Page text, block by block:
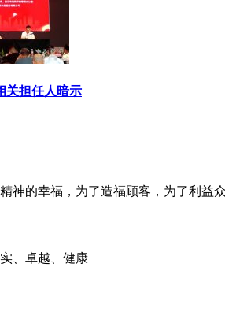
关担任人暗示
神的幸福，为了造福顾客，为了利益众
、卓越、健康